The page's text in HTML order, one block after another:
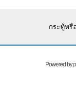
กระทู้หรื
Powered by